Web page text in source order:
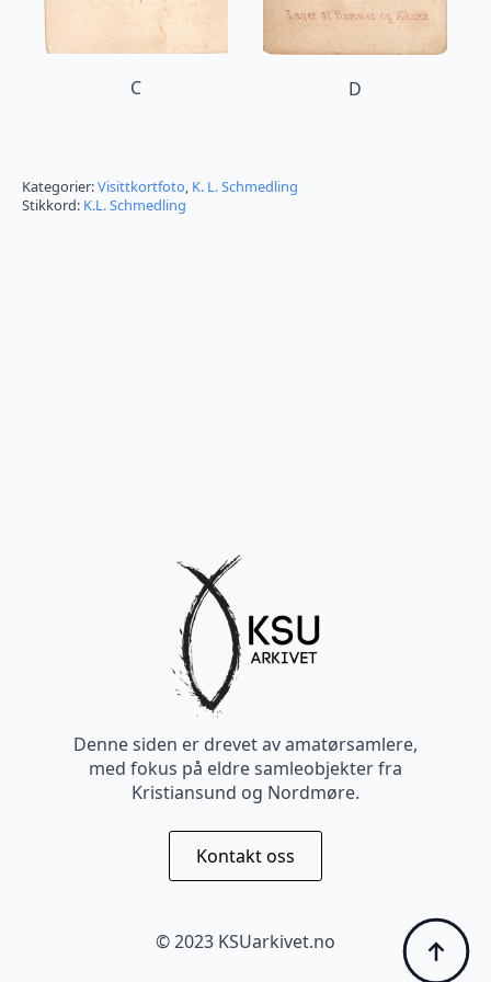
C D
Kategorier:Visittkortfoto, K. L. Schmedling
Stikkord: K.L. Schmedling
Denne siden er drevet av amatørsamlere,
med fokus på eldre samleobjekter fra
Kristiansund og Nordmøre.
Kontakt oss
© 2023 KSUarkivet.no